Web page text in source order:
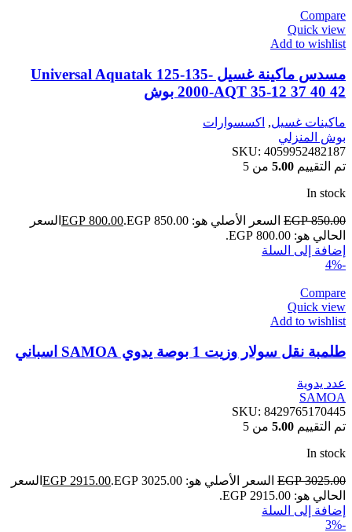
Compare
Quick view
Add to wishlist
مسدس ماكينة غسيل Universal Aquatak 125-135-
2000-AQT 35-12 37 40 42 بوش
ماكينات غسيل, اكسسوارات
بوش المنزلي
SKU: 4059952482187
تم التقييم 5.00 من 5
In stock
EGP850.00 السعر الأصلي هو: EGP 850.00. EGP 800.00
السعر
الحالي هو: EGP 800.00.
إضافة إلى السلة
-4%
Compare
Quick view
Add to wishlist
طلمبة نقل سولار وزيت 1 بوصة يدوي SAMOA اسباني
عدد يدوية
SAMOA
SKU: 8429765170445
تم التقييم 5.00 من 5
In stock
EGP3025.00 السعر الأصلي هو: EGP 3025.00. EGP 2915.00
السعر
الحالي هو: EGP 2915.00.
إضافة إلى السلة
-3%